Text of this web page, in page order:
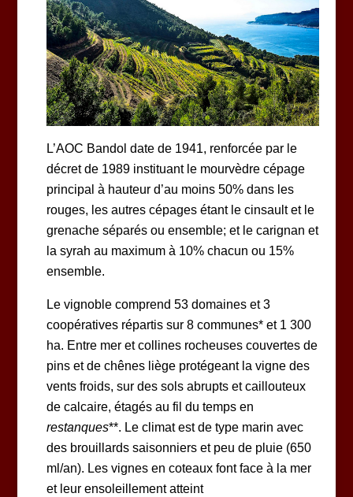
L’AOC Bandol date de 1941, renforcée par le
décret de 1989 instituant le mourvèdre cépage
principal à hauteur d’au moins 50% dans les
rouges, les autres cépages étant le cinsault et le
grenache séparés ou ensemble; et le carignan et
la syrah au maximum à 10% chacun ou 15%
ensemble.
Le vignoble comprend 53 domaines et 3
coopératives répartis sur 8 communes* et 1 300
ha. Entre mer et collines rocheuses couvertes de
pins et de chênes liège protégeant la vigne des
vents froids, sur des sols abrupts et caillouteux
de calcaire, étagés au fil du temps en
restanques**. Le climat est de type marin avec
des brouillards saisonniers et peu de pluie (650
ml/an). Les vignes en coteaux font face à la mer
et leur ensoleillement atteint